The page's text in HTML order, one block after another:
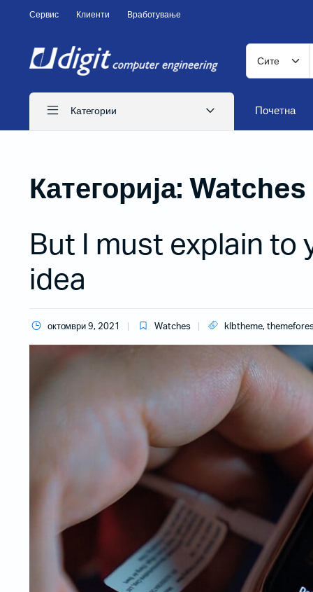
Сервис Клиенти Вработување
Категории Почетна
ITS печатачи
Ласерски печатачи
Печатачи за CD
Бизнис печатачи
Бар-код читачи за на маса
Категорија: Watches
But I must explain to
idea
октомври 9, 2021 Watches klbtheme,